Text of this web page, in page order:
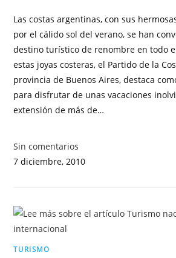
Las costas argentinas, con sus
por el cálido sol del verano, se han
destino turístico de renombre en todo
estas joyas costeras, el Partido de la
provincia de Buenos Aires, destaca
para disfrutar de unas vacaciones
extensión de más de…
Sin comentarios
7 diciembre, 2010
TURISMO